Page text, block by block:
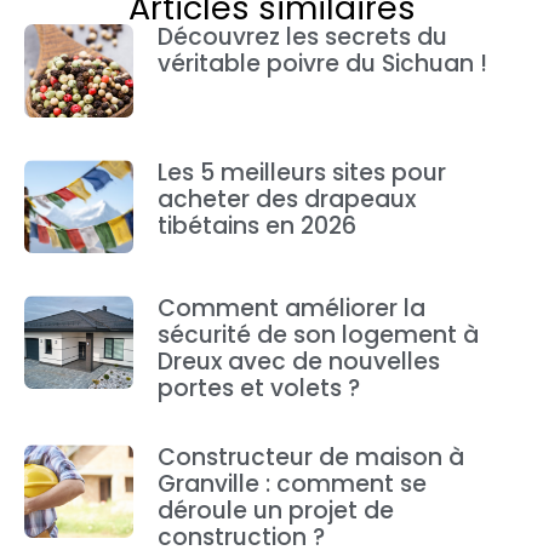
Découvrez les secrets du
véritable poivre du Sichuan !
Les 5 meilleurs sites pour
acheter des drapeaux
tibétains en 2026
Comment améliorer la
sécurité de son logement à
Dreux avec de nouvelles
portes et volets ?
Constructeur de maison à
Granville : comment se
déroule un projet de
construction ?